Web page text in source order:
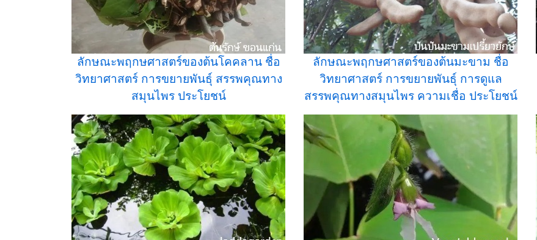
ลักษณะพฤกษศาสตร์ของต้นโคคลาน ชื่อ
วิทยาศาสตร์ การขยายพันธุ์ สรรพคุณทาง
สมุนไพร ประโยชน์
ลักษณะพฤกษศาสตร์ของต้นมะขาม ชื่อ
วิทยาศาสตร์ การขยายพันธุ์ การดูแล
สรรพคุณทางสมุนไพร ความเชื่อ ประโยชน์